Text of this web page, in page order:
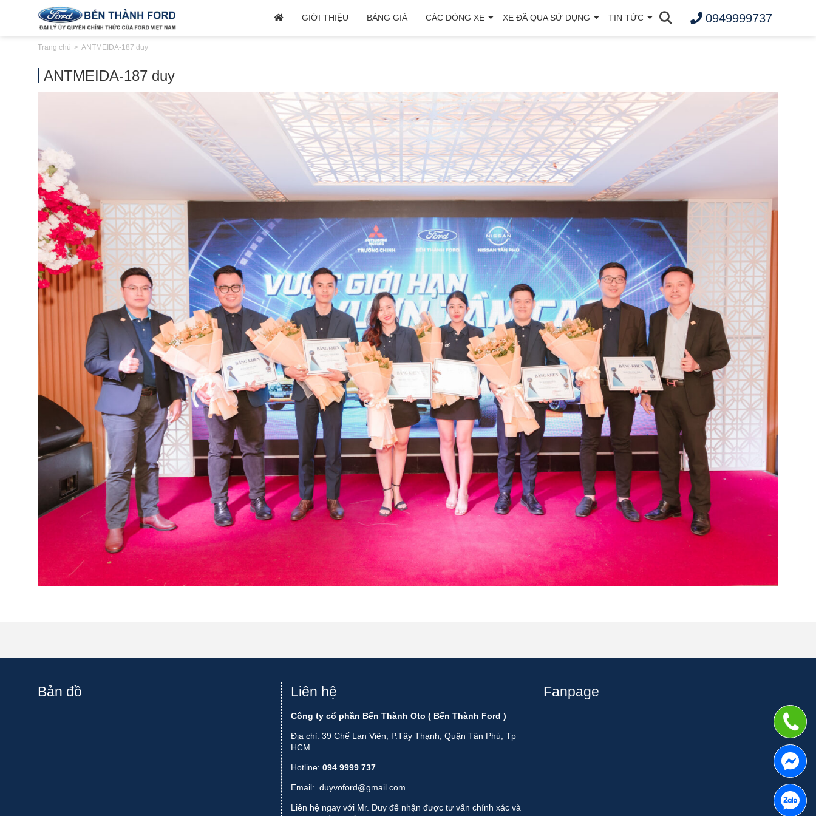
GIỚI THIỆU BẢNG GIÁ CÁC DÒNG XE XE ĐÃ QUA SỬ DỤNG TIN TỨC 0949999737
Trang chủ ANTMEIDA-187 duy
ANTMEIDA-187 duy
Bản đồ Liên hệ
Công ty cổ phần Bến Thành Oto ( Bến Thành Ford )
Địa chỉ: 39 Chế Lan Viên, P.Tây Thạnh, Quận Tân Phú, Tp
HCM
Hotline: 094 9999 737
Email: duyvoford@gmail.com
Liên hệ ngay với Mr. Duy để nhận được tư vấn chính xác và
Fanpage